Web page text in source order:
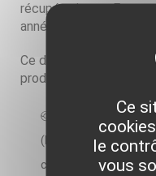
récupération en
années 2021 et 2022.
Ce document fournit
production :
de la chaleur par
(PACg) chez le
collectif et des
Ce
le
vous